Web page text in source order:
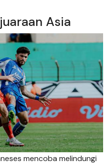
Asia
mencoba melindungi